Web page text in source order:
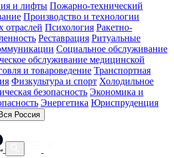
и лифты Пожарно-технический
Производство и технологии
отраслей Психология Ракетно-
Реставрация Ритуальные
Социальное обслуживание
обслуживание медицинской
и товароведение Транспортная
Физкультура и спорт Холодильное
безопасность Экономика и
Энергетика Юриспруденция
Вся Россия